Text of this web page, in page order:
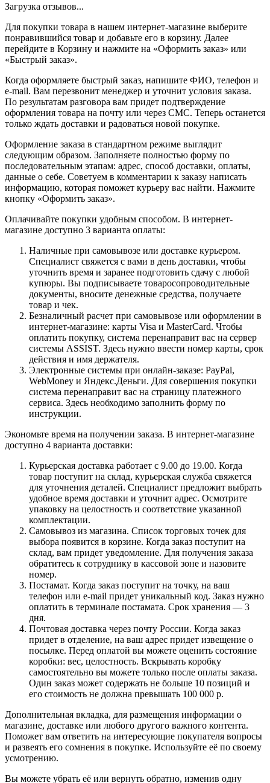
Загрузка отзывов...
Для покупки товара в нашем интернет-магазине выберите
понравившийся товар и добавьте его в корзину. Далее
перейдите в Корзину и нажмите на «Оформить заказ» или
«Быстрый заказ».
Когда оформляете быстрый заказ, напишите ФИО, телефон и
e-mail. Вам перезвонит менеджер и уточнит условия заказа.
По результатам разговора вам придет подтверждение
оформления товара на почту или через СМС. Теперь останется
только ждать доставки и радоваться новой покупке.
Оформление заказа в стандартном режиме выглядит
следующим образом. Заполняете полностью форму по
последовательным этапам: адрес, способ доставки, оплаты,
данные о себе. Советуем в комментарии к заказу написать
информацию, которая поможет курьеру вас найти. Нажмите
кнопку «Оформить заказ».
Оплачивайте покупки удобным способом. В интернет-
магазине доступно 3 варианта оплаты:
Наличные при самовывозе или доставке курьером.
Специалист свяжется с вами в день доставки, чтобы
уточнить время и заранее подготовить сдачу с любой
купюры. Вы подписываете товаросопроводительные
документы, вносите денежные средства, получаете
товар и чек.
Безналичный расчет при самовывозе или оформлении в
интернет-магазине: карты Visa и MasterCard. Чтобы
оплатить покупку, система перенаправит вас на сервер
системы ASSIST. Здесь нужно ввести номер карты, срок
действия и имя держателя.
Электронные системы при онлайн-заказе: PayPal,
WebMoney и Яндекс.Деньги. Для совершения покупки
система перенаправит вас на страницу платежного
сервиса. Здесь необходимо заполнить форму по
инструкции.
Экономьте время на получении заказа. В интернет-магазине
доступно 4 варианта доставки:
Курьерская доставка работает с 9.00 до 19.00. Когда
товар поступит на склад, курьерская служба свяжется
для уточнения деталей. Специалист предложит выбрать
удобное время доставки и уточнит адрес. Осмотрите
упаковку на целостность и соответствие указанной
комплектации.
Самовывоз из магазина. Список торговых точек для
выбора появится в корзине. Когда заказ поступит на
склад, вам придет уведомление. Для получения заказа
обратитесь к сотруднику в кассовой зоне и назовите
номер.
Постамат. Когда заказ поступит на точку, на ваш
телефон или e-mail придет уникальный код. Заказ нужно
оплатить в терминале постамата. Срок хранения — 3
дня.
Почтовая доставка через почту России. Когда заказ
придет в отделение, на ваш адрес придет извещение о
посылке. Перед оплатой вы можете оценить состояние
коробки: вес, целостность. Вскрывать коробку
самостоятельно вы можете только после оплаты заказа.
Один заказ может содержать не больше 10 позиций и
его стоимость не должна превышать 100 000 р.
Дополнительная вкладка, для размещения информации о
магазине, доставке или любого другого важного контента.
Поможет вам ответить на интересующие покупателя вопросы
и развеять его сомнения в покупке. Используйте её по своему
усмотрению.
Вы можете убрать её или вернуть обратно, изменив одну